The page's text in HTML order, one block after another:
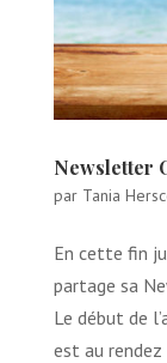
Newsletter
par Tania
En cette fin
partage sa
Le début de
est au rendez